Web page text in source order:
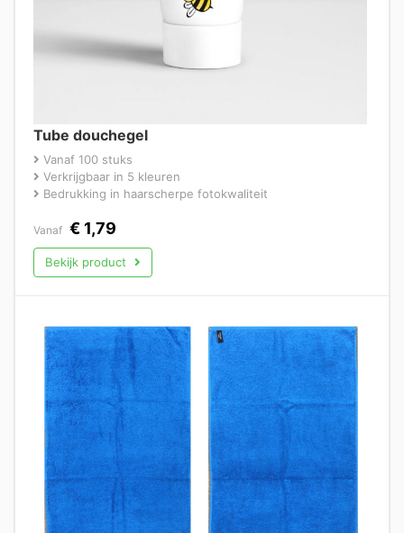
Tube douchegel
Vanaf 100 stuks
Verkrijgbaar in 5 kleuren
Bedrukking in haarscherpe fotokwaliteit
Vanaf € 1,79
Bekijk product